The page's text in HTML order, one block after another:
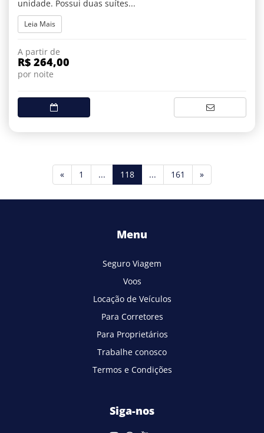
unidade. Possui duas suítes...
Leia Mais
A partir de
R$ 264,00
por noite
« 1 ... 118(current)
... 161 »
Menu
Seguro Viagem
Voos
Locação de Veículos
Para Corretores
Para Proprietários
Trabalhe conosco
Termos e Condições
Siga-nos